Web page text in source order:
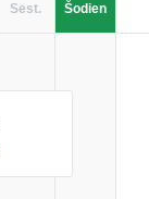
Sest. Šodien